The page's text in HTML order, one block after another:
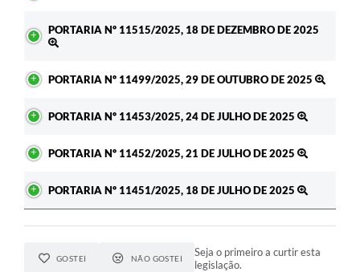
PORTARIA Nº 11515/2025, 18 DE DEZEMBRO DE 2025
PORTARIA Nº 11499/2025, 29 DE OUTUBRO DE 2025
PORTARIA Nº 11453/2025, 24 DE JULHO DE 2025
PORTARIA Nº 11452/2025, 21 DE JULHO DE 2025
PORTARIA Nº 11451/2025, 18 DE JULHO DE 2025
GOSTEI NÃO GOSTEI
Seja o primeiro a curtir esta
legislação.